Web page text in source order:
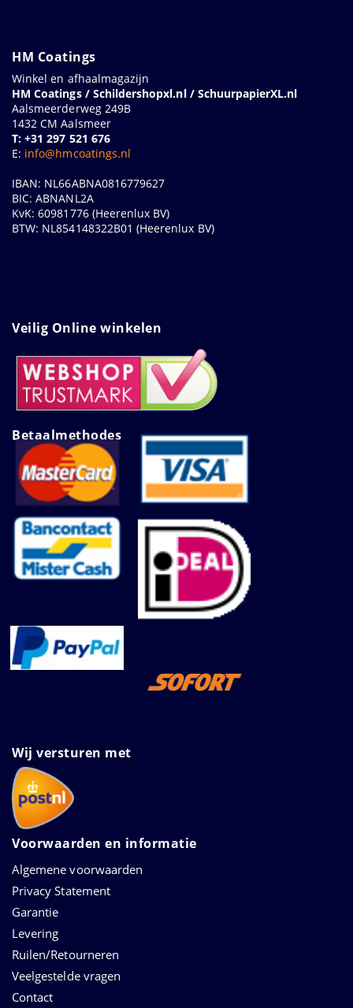
HM Coatings
Winkel en afhaalmagazijn
HM Coatings / Schildershopxl.nl / SchuurpapierXL.nl
Aalsmeerderweg 249B
1432 CM Aalsmeer
T: +31 297 521 676
E: info@hmcoatings.nl
IBAN: NL66ABNA0816779627
BIC: ABNANL2A
KvK: 60981776 (Heerenlux BV)
BTW: NL854148322B01 (Heerenlux BV)
Veilig Online winkelen
Betaalmethodes
Wij versturen met
Voorwaarden en informatie
Algemene voorwaarden
Privacy Statement
Garantie
Levering
Ruilen/Retourneren
Veelgestelde vragen
Contact